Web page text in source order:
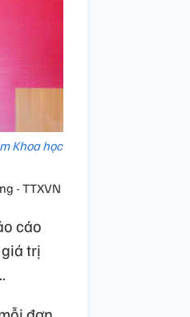
Khoa học
- TTXVN
cáo
trị